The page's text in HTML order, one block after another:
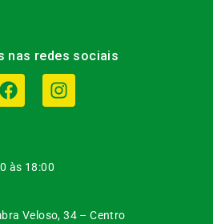
nas redes sociais
às 18:00
Veloso, 34 – Centro